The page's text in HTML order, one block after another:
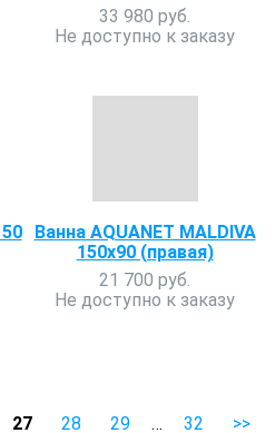
33 980 руб.
Не доступно к заказу
Ванна AQUANET MALDIVA
150х90 (правая)
21 700 руб.
Не доступно к заказу
27 28 29 … 32 >>